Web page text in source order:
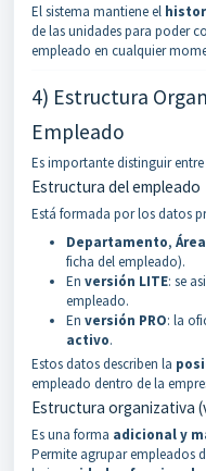
El sistema mantiene el
de las unidades para poder
empleado en cualquier
4) Estructura
Empleado
Es importante distinguir
Estructura del empleado
Está formada por los datos
Departamento, Área
ficha del empleado).
En versión LITE: se
empleado.
En versión PRO: la
activo.
Estos datos describen la
empleado dentro de la
Estructura organizativa
Es una forma adicional y
Permite agrupar empleados